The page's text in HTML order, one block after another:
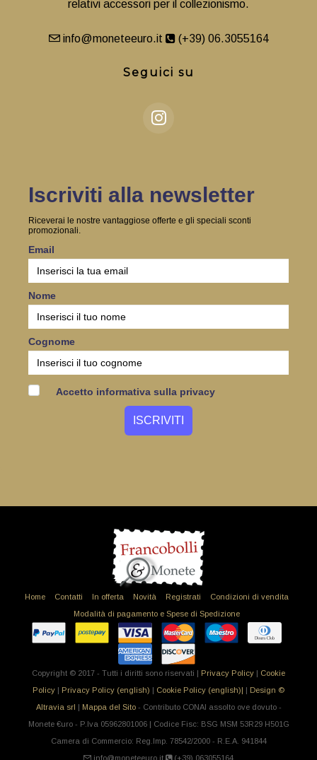
relativi accessori per il collezionismo.
info@moneteeuro.it (+39) 06.3055164
Seguici su
Iscriviti alla newsletter
Riceverai le nostre vantaggiose offerte e gli speciali sconti
promozionali.
Email
Nome
Cognome
Accetto informativa sulla privacy
Home Contatti In offerta Novità Registrati
Condizioni di vendita
Modalità di pagamento e Spese di Spedizione
Copyright © 2017 - Tutti i diritti sono riservati | Privacy Policy | Cookie
Policy | Privacy Policy (english) | Cookie Policy (english)| | Design ©
Altravia srl | Mappa del Sito- Contributo CONAI assolto ove dovuto -
Monete €uro - P.Iva 05962801006 | Codice Fisc: BSG MSM 53R29 H501G
Camera di Commercio: Reg.Imp. 78542/2000 - R.E.A. 941844
info@moneteeuro.it
(+39).063055164